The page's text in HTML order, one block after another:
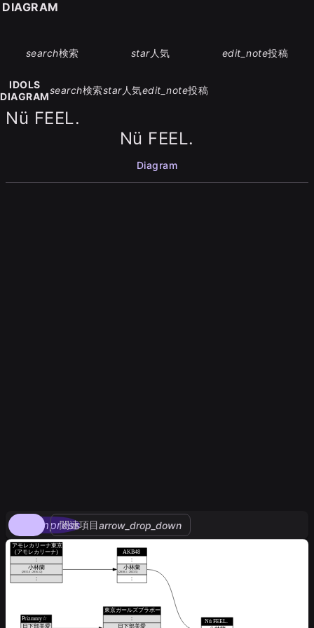
search検索 star人気 edit_note投稿
IDOLS
DIAGRAM
search検索star人気edit_note投稿
Nü FEEL.
Nü FEEL.
Diagram
compress
関連項目arrow_drop_down